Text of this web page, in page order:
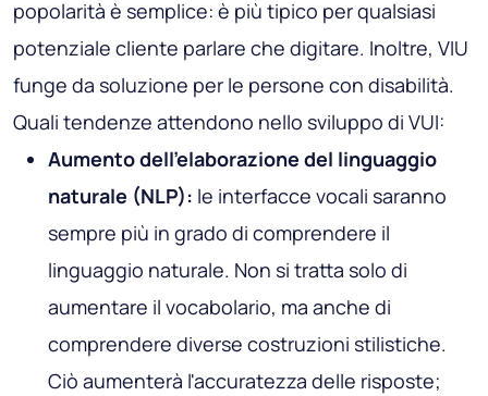
popolarità è semplice: è più tipico per qualsiasi
potenziale cliente parlare che digitare. Inoltre, VIU
funge da soluzione per le persone con disabilità.
Quali tendenze attendono nello sviluppo di VUI:
Aumento dell'elaborazione del linguaggio
naturale (NLP): le interfacce vocali saranno
sempre più in grado di comprendere il
linguaggio naturale. Non si tratta solo di
aumentare il vocabolario, ma anche di
comprendere diverse costruzioni stilistiche.
Ciò aumenterà l'accuratezza delle risposte;